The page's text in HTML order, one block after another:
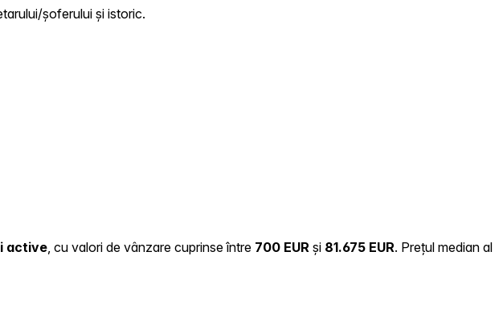
șoferului și istoric.
active , cu valori de vânzare cuprinse între 700 EUR și 81.675 EUR. Prețul median al